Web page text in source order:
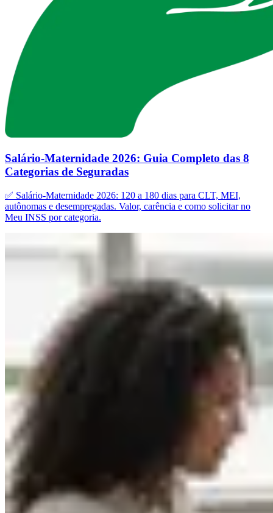
Salário-Maternidade 2026: Guia Completo das 8
Categorias de Seguradas
✅ Salário-Maternidade 2026: 120 a 180 dias para CLT, MEI,
autônomas e desempregadas. Valor, carência e como solicitar no
Meu INSS por categoria.